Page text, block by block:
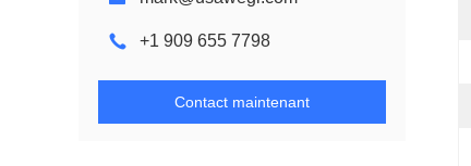
+1 909 655 7798
Contact maintenant